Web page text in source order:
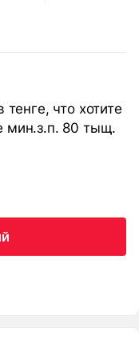
тенге, что хотите
мин.з.п. 80 тыщ.